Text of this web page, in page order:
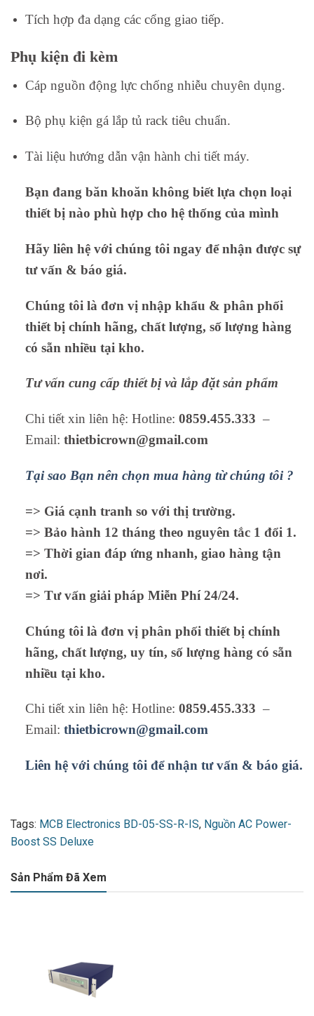
Tích hợp đa dạng các cổng giao tiếp.
Phụ kiện đi kèm
Cáp nguồn động lực chống nhiễu chuyên dụng.
Bộ phụ kiện gá lắp tủ rack tiêu chuẩn.
Tài liệu hướng dẫn vận hành chi tiết máy.
Bạn đang băn khoăn không biết lựa chọn loại
thiết bị nào phù hợp cho hệ thống của mình
Hãy liên hệ với chúng tôi ngay để nhận được sự
tư vấn & báo giá.
Chúng tôi là đơn vị nhập khẩu & phân phối
thiết bị chính hãng, chất lượng, số lượng hàng
có sẵn nhiều tại kho.
Tư vấn cung cấp thiết bị và lắp đặt sản phẩm
Chi tiết xin liên hệ: Hotline: 0859.455.333 –
Email: thietbicrown@gmail.com
Tại sao Bạn nên chọn mua hàng từ chúng tôi ?
=> Giá cạnh tranh so với thị trường.
=> Bảo hành 12 tháng theo nguyên tắc 1 đổi 1.
=> Thời gian đáp ứng nhanh, giao hàng tận
nơi.
=> Tư vấn giải pháp Miễn Phí 24/24.
Chúng tôi là đơn vị phân phối thiết bị chính
hãng, chất lượng, uy tín, số lượng hàng có sẵn
nhiều tại kho.
Chi tiết xin liên hệ: Hotline: 0859.455.333 –
Email: thietbicrown@gmail.com
Liên hệ với chúng tôi để nhận tư vấn & báo giá.
Tags: MCB Electronics BD-05-SS-R-IS, Nguồn AC Power-
Boost SS Deluxe
Sản Phẩm Đã Xem